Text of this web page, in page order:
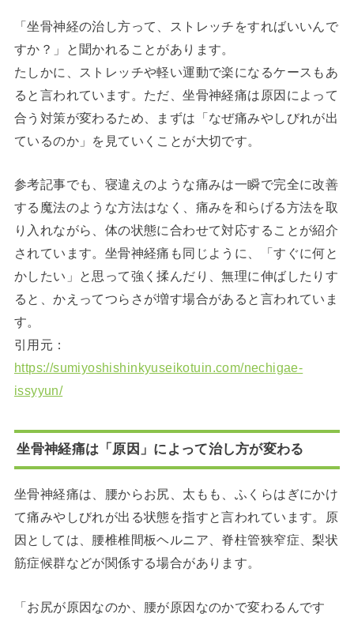
「坐骨神経の治し方って、ストレッチをすればいいんで
すか？」と聞かれることがあります。
たしかに、ストレッチや軽い運動で楽になるケースもあ
ると言われています。ただ、坐骨神経痛は原因によって
合う対策が変わるため、まずは「なぜ痛みやしびれが出
ているのか」を見ていくことが大切です。
参考記事でも、寝違えのような痛みは一瞬で完全に改善
する魔法のような方法はなく、痛みを和らげる方法を取
り入れながら、体の状態に合わせて対応することが紹介
されています。坐骨神経痛も同じように、「すぐに何と
かしたい」と思って強く揉んだり、無理に伸ばしたりす
ると、かえってつらさが増す場合があると言われていま
す。
引用元：
https://sumiyoshishinkyuseikotuin.com/nechigae-
issyyun/
坐骨神経痛は「原因」によって治し方が変わる
坐骨神経痛は、腰からお尻、太もも、ふくらはぎにかけ
て痛みやしびれが出る状態を指すと言われています。原
因としては、腰椎椎間板ヘルニア、脊柱管狭窄症、梨状
筋症候群などが関係する場合があります。
「お尻が原因なのか、腰が原因なのかで変わるんです